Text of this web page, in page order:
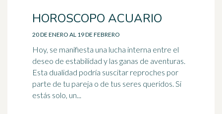
HOROSCOPO ACUARIO
20 DE ENERO AL 19 DE FEBRERO
Hoy, se manifiesta una lucha interna entre el
deseo de estabilidad y las ganas de aventuras.
Esta dualidad podría suscitar reproches por
parte de tu pareja o de tus seres queridos. Si
estás solo, un...